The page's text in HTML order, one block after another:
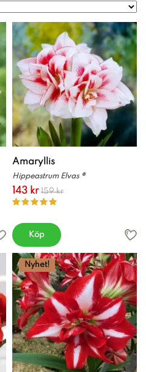
Amaryllis
Hippeastrum Elvas ®
143 kr 159 kr
Köp
Nyhet!